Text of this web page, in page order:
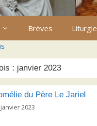
Brèves Liturgie
: janvier 2023
du Père Le Jariel
2023